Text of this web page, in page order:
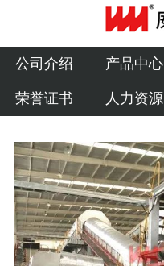
公司介绍 产品中心
荣誉证书 人力资源